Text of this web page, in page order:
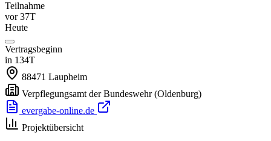
Teilnahme
vor 37T
Heute
Vertragsbeginn
in 134T
88471 Laupheim
Verpflegungsamt der Bundeswehr (Oldenburg)
evergabe-online.de
Projektübersicht